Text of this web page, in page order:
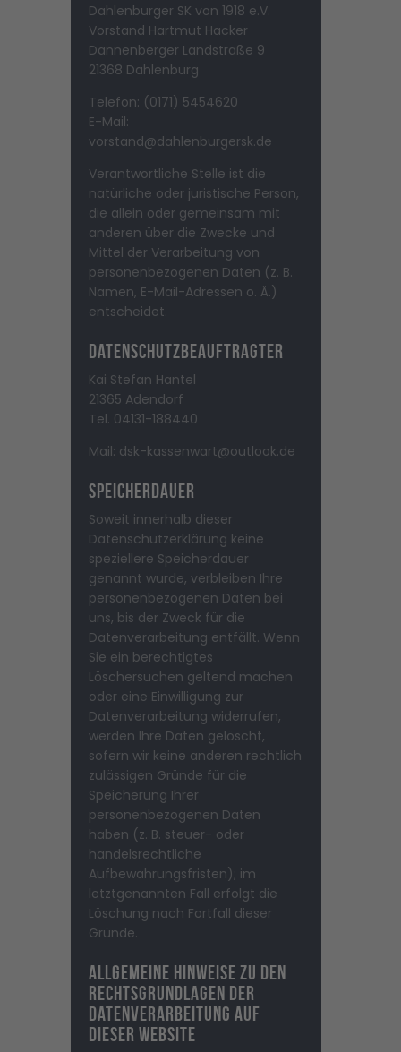
Dahlenburger SK von 1918 e.V.
Vorstand Hartmut Hacker
Dannenberger Landstraße 9
21368 Dahlenburg
Telefon: (0171) 5454620
E-Mail:
vorstand@dahlenburgersk.de
Verantwortliche Stelle ist die
natürliche oder juristische Person,
die allein oder gemeinsam mit
anderen über die Zwecke und
Mittel der Verarbeitung von
personenbezogenen Daten (z. B.
Namen, E-Mail-Adressen o. Ä.)
entscheidet.
Datenschutzbeauftragter
Kai Stefan Hantel
21365 Adendorf
Tel. 04131-188440
Mail: dsk-kassenwart@outlook.de
Speicherdauer
Soweit innerhalb dieser
Datenschutzerklärung keine
speziellere Speicherdauer
genannt wurde, verbleiben Ihre
personenbezogenen Daten bei
uns, bis der Zweck für die
Datenverarbeitung entfällt. Wenn
Sie ein berechtigtes
Löschersuchen geltend machen
oder eine Einwilligung zur
Datenverarbeitung widerrufen,
werden Ihre Daten gelöscht,
sofern wir keine anderen rechtlich
zulässigen Gründe für die
Speicherung Ihrer
personenbezogenen Daten
haben (z. B. steuer- oder
handelsrechtliche
Aufbewahrungsfristen); im
letztgenannten Fall erfolgt die
Löschung nach Fortfall dieser
Gründe.
Allgemeine Hinweise zu den
Rechtsgrundlagen der
Datenverarbeitung auf
dieser Website